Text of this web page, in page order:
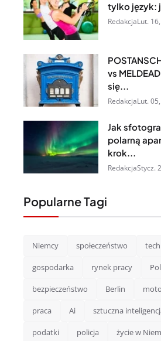
tylko język:
RedakcjaLut.
vs
się...
RedakcjaLut.
Jak
polarną
krok...
RedakcjaStycz.
Popularne Tagi
Niemcy społeczeństwo
gospodarka rynek pracy
bezpieczeństwo Berlin
praca Ai sztuczna
podatki policja życie w